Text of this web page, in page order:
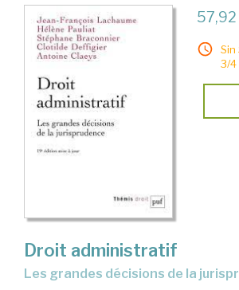
57,92
Sin
3/4
Droit administratif
Les grandes décisions de la